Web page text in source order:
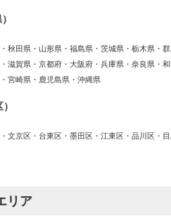
秋田県・山形県・福島県・茨城県・栃木県・
滋賀県・京都府・大阪府・兵庫県・奈良県・
宮崎県・鹿児島県・沖縄県
文京区・台東区・墨田区・江東区・品川区・
リア